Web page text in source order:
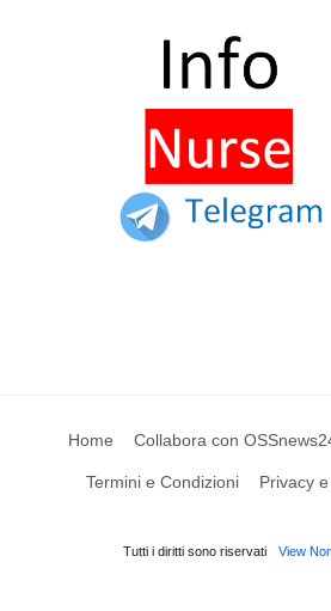
Home Collabora con
Termini e Condizioni Privacy
Tutti i diritti sono riservati View